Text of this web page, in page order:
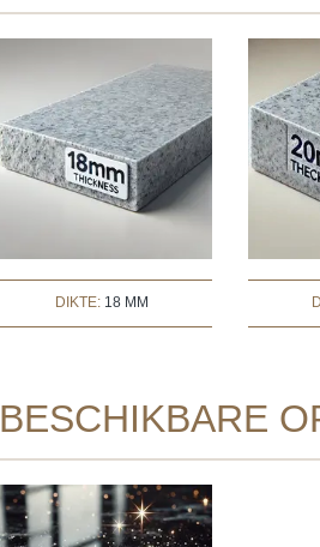
DIKTE: 18 MM
BESCHIKBARE